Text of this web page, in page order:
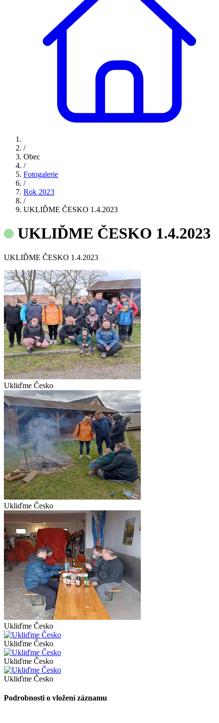
/
Obec
/
Fotogalerie
/
Rok 2023
/
UKLIĎME ČESKO 1.4.2023
UKLIĎME ČESKO 1.4.2023
UKLIĎME ČESKO 1.4.2023
Ukliďme Česko
Ukliďme Česko
Ukliďme Česko
Ukliďme Česko
Ukliďme Česko
Ukliďme Česko
Podrobnosti o vložení záznamu